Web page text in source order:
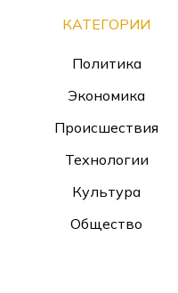
КАТЕГОРИИ
Политика
Экономика
Происшествия
Технологии
Культура
Общество